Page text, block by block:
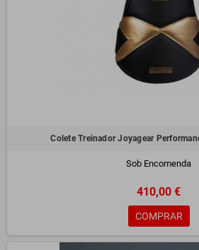
Colete Treinador Joyagear
Sob Encomenda
410,00 €
COMPRAR